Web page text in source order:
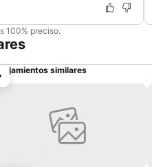
100% preciso.
similares